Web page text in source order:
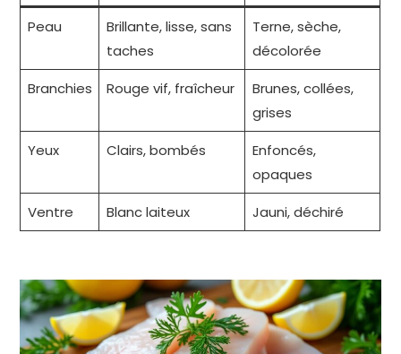
Peau
Brillante, lisse, sans
taches
Terne, sèche,
décolorée
Branchies
Rouge vif, fraîcheur
Brunes, collées,
grises
Yeux
Clairs, bombés
Enfoncés,
opaques
Ventre
Blanc laiteux Jauni, déchiré